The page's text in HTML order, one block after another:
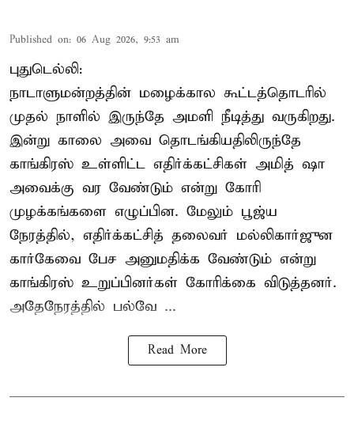
Published on: 06 Aug 2026, 9:53 am
புதுடெல்லி:
நாடாளுமன்றத்தின் மழைக்கால கூட்டத்தொடரில்
முதல் நாளில் இருந்தே அமளி நீடித்து வருகிறது.
இன்று காலை அவை தொடங்கியதிலிருந்தே
காங்கிரஸ் உள்ளிட்ட எதிர்க்கட்சிகள் அமித் ஷா
அவைக்கு வர வேண்டும் என்று கோரி
முழக்கங்களை எழுப்பின. மேலும் பூஜ்ய
நேரத்தில், எதிர்க்கட்சித் தலைவர் மல்லிகார்ஜுன
கார்கேவை பேச அனுமதிக்க வேண்டும் என்று
காங்கிரஸ் உறுப்பினர்கள் கோரிக்கை விடுத்தனர்.
அதேநேரத்தில் பல்வே ...
Read More